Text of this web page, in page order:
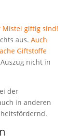
Mistel giftig sind!
aus. Auch
Giftstoffe
nicht in
der
in anderen